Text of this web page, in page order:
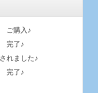
ご購入♪
完了♪
れました♪
完了♪